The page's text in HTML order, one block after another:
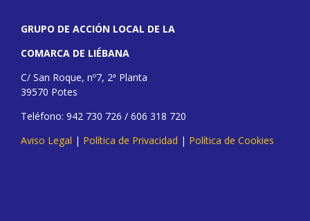
GRUPO DE ACCIÓN LOCAL DE LA
COMARCA DE LIÉBANA
C/ San Roque, nº7, 2ª Planta
39570 Potes
Teléfono: 942 730 726 / 606 318 720
Aviso Legal | Política de Privacidad | Política de Cookies